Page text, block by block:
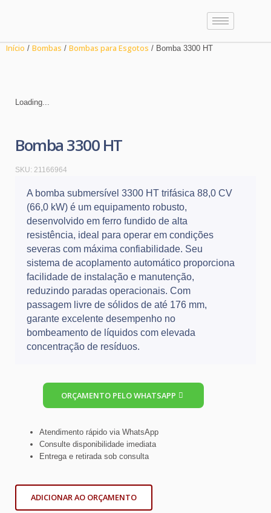
Início / Bombas / Bombas para Esgotos / Bomba 3300 HT
Loading...
Bomba 3300 HT
SKU: 21166964
A bomba submersível 3300 HT trifásica 88,0 CV
(66,0 kW) é um equipamento robusto,
desenvolvido em ferro fundido de alta
resistência, ideal para operar em condições
severas com máxima confiabilidade. Seu
sistema de acoplamento automático proporciona
facilidade de instalação e manutenção,
reduzindo paradas operacionais. Com
passagem livre de sólidos de até 176 mm,
garante excelente desempenho no
bombeamento de líquidos com elevada
concentração de resíduos.
ORÇAMENTO PELO WHATSAPP
Atendimento rápido via WhatsApp
Consulte disponibilidade imediata
Entrega e retirada sob consulta
ADICIONAR AO ORÇAMENTO